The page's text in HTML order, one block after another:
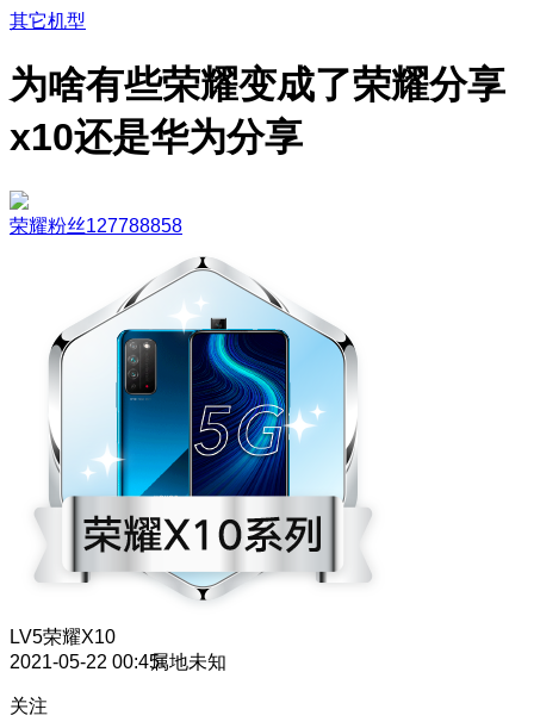
其它机型
为啥有些荣耀变成了荣耀分享
x10还是华为分享
荣耀粉丝127788858
LV5荣耀X10
2021-05-22 00:45属地未知
关注